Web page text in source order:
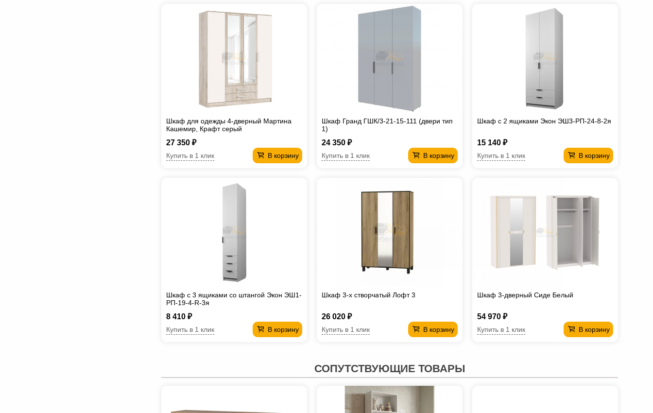
Шкаф для одежды 4-дверный Мартина
Кашемир, Крафт серый
27 350 ₽
В корзину
Купить в 1 клик
Шкаф Гранд ГШК/3-21-15-111 (двери тип
1)
24 350 ₽
В корзину
Купить в 1 клик
Шкаф с 2 ящиками Экон ЭШ3-РП-24-8-2я
15 140 ₽
В корзину
Купить в 1 клик
Шкаф с 3 ящиками со штангой Экон ЭШ1-
РП-19-4-R-3я
8 410 ₽
В корзину
Купить в 1 клик
Шкаф 3-х створчатый Лофт 3
26 020 ₽
В корзину
Купить в 1 клик
Шкаф 3-дверный Сиде Белый
54 970 ₽
В корзину
Купить в 1 клик
СОПУТСТВУЮЩИЕ ТОВАРЫ